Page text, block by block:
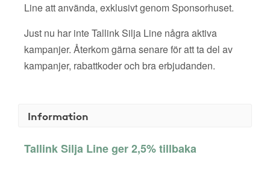
Line att använda, exklusivt genom Sponsorhuset.
Just nu har inte Tallink Silja Line några aktiva
kampanjer. Återkom gärna senare för att ta del av
kampanjer, rabattkoder och bra erbjudanden.
Information
Tallink Silja Line ger 2,5% tillbaka